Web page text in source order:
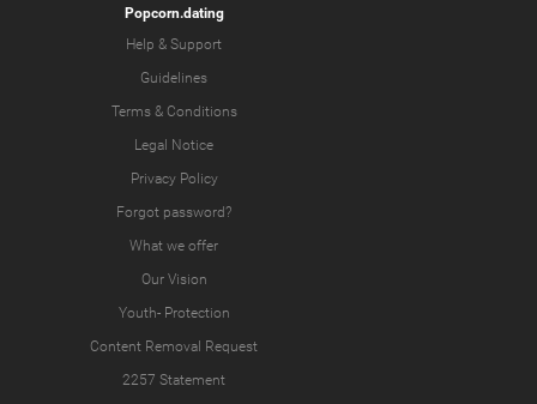
Popcorn.dating
Help & Support
Guidelines
Terms & Conditions
Legal Notice
Privacy Policy
Forgot password?
What we offer
Our Vision
Youth- Protection
Content Removal Request
2257 Statement